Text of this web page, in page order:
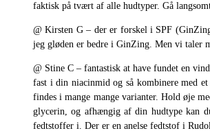
faktisk på tvært af alle hudtyper. Gå
@ Kirsten G – der er forskel i SPF
jeg gløden er bedre i GinZing. Men vi taler
@ Stine C – fantastisk at have fundet en
fast i din niacinmid og så kombinere med
findes i mange mange varianter. Hold øje
glycerin, og afhængig af din hudtype kan
fedtstoffer i. Der er en anelse fedtstof i